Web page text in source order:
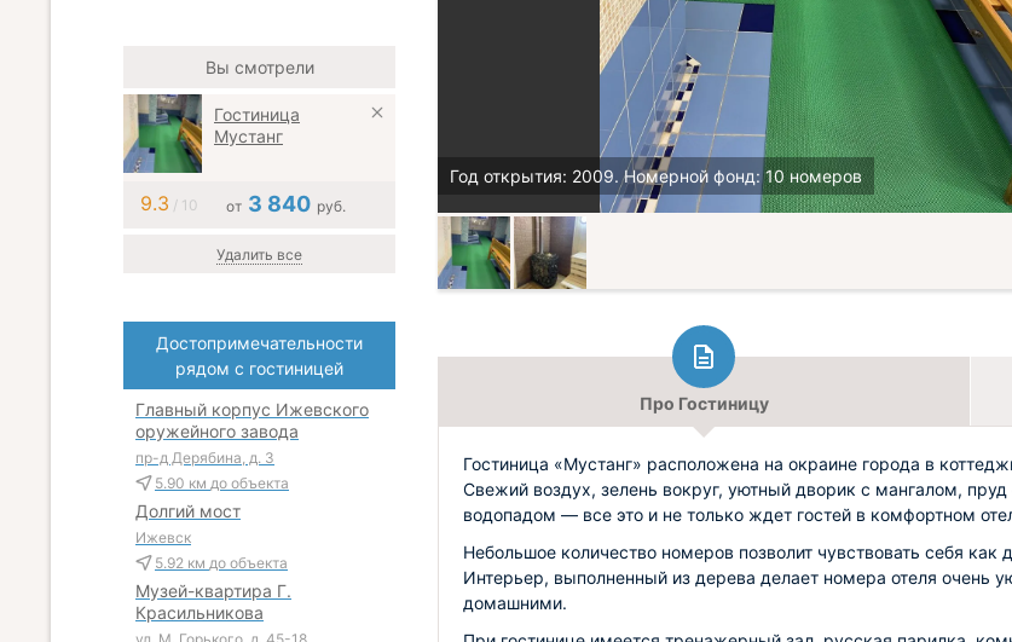
Год открытия: 2009. Номерной фонд: 10 номеров
Про Гостиницу
Гостиница «Мустанг» расположена на окраине города в
Свежий воздух, зелень вокруг, уютный дворик с мангалом,
водопадом — все это и не только ждет гостей в комфортном
Небольшое количество номеров позволит чувствовать себя как
Интерьер, выполненный из дерева делает номера отеля очень
домашними.
Вы смотрели
Гостиница
Мустанг
9.3 / 10 от 3 840 руб.
Удалить все
Достопримечательности
рядом с гостиницей
Главный корпус Ижевского
оружейного завода
пр-д Дерябина, д. 3
5.90 км до объекта
Долгий мост
Ижевск
5.92 км до объекта
Музей-квартира Г.
Красильникова